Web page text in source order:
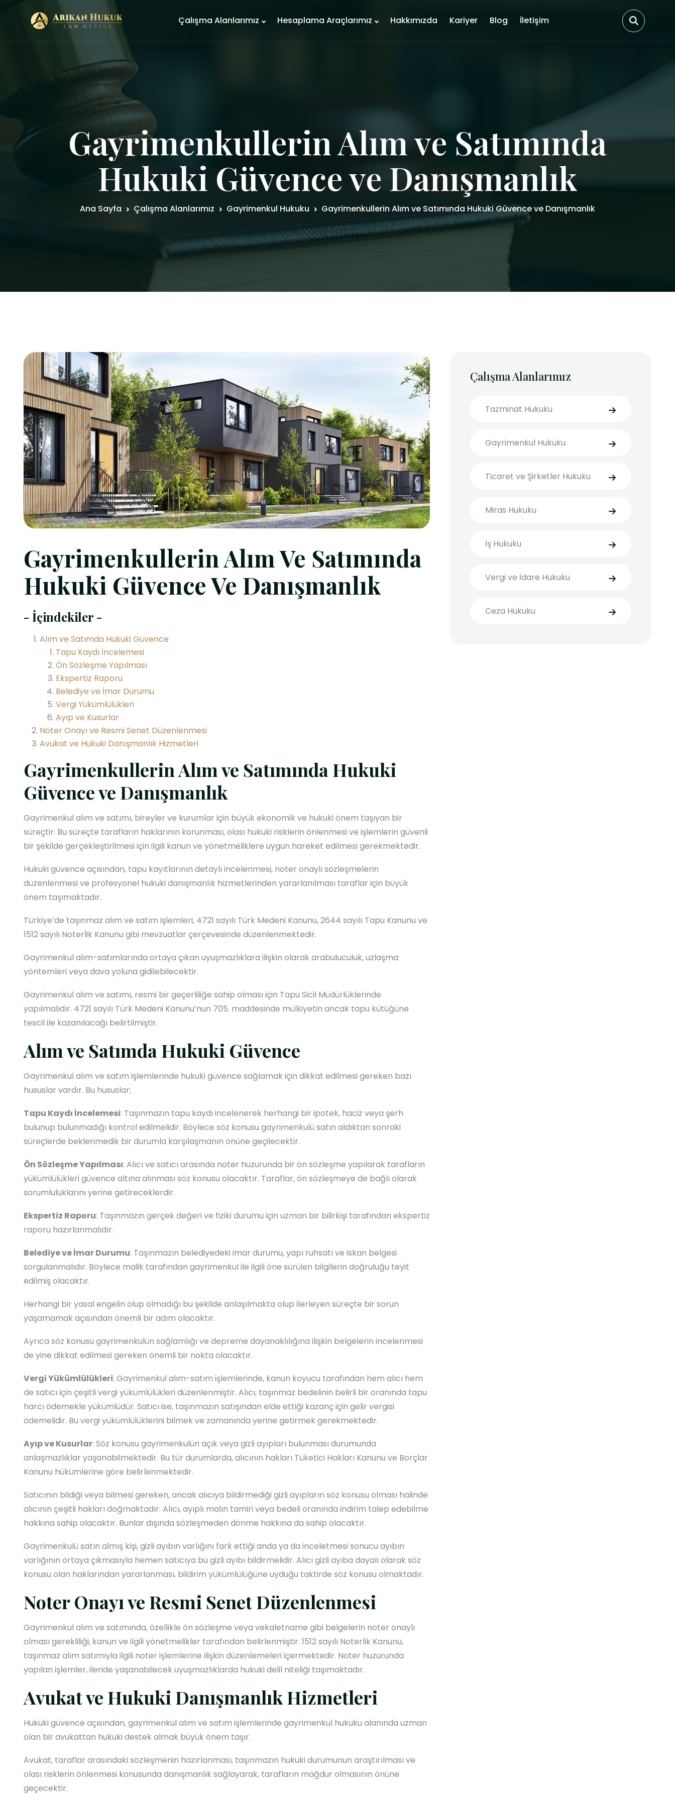
Çalışma Alanlarımız Hesaplama Araçlarımız Hakkımızda Kariyer Blog İletişim
Gayrimenkullerin Alım ve Satımında
Hukuki Güvence ve Danışmanlık
Ana Sayfa Çalışma Alanlarımız Gayrimenkul Hukuku Gayrimenkullerin Alım ve Satımında Hukuki Güvence ve Danışmanlık
Gayrimenkullerin Alım Ve Satımında
Hukuki Güvence Ve Danışmanlık
- İçindekiler -
Alım ve Satımda Hukuki Güvence
Tapu Kaydı İncelemesi
Ön Sözleşme Yapılması
Ekspertiz Raporu
Belediye ve İmar Durumu
Vergi Yükümlülükleri
Ayıp ve Kusurlar
Noter Onayı ve Resmi Senet Düzenlenmesi
Avukat ve Hukuki Danışmanlık Hizmetleri
Gayrimenkullerin Alım ve Satımında Hukuki
Güvence ve Danışmanlık
Gayrimenkul alım ve satımı, bireyler ve kurumlar için büyük ekonomik ve hukuki önem taşıyan bir
süreçtir. Bu süreçte tarafların haklarının korunması, olası hukuki risklerin önlenmesi ve işlemlerin güvenli
bir şekilde gerçekleştirilmesi için ilgili kanun ve yönetmeliklere uygun hareket edilmesi gerekmektedir.
Hukuki güvence açısından, tapu kayıtlarının detaylı incelenmesi, noter onaylı sözleşmelerin
düzenlenmesi ve profesyonel hukuki danışmanlık hizmetlerinden yararlanılması taraflar için büyük
önem taşımaktadır.
Türkiye’de taşınmaz alım ve satım işlemleri, 4721 sayılı Türk Medeni Kanunu, 2644 sayılı Tapu Kanunu ve
1512 sayılı Noterlik Kanunu gibi mevzuatlar çerçevesinde düzenlenmektedir.
Gayrimenkul alım-satımlarında ortaya çıkan uyuşmazlıklara ilişkin olarak arabuluculuk, uzlaşma
yöntemleri veya dava yoluna gidilebilecektir.
Gayrimenkul alım ve satımı, resmi bir geçerliliğe sahip olması için Tapu Sicil Müdürlüklerinde
yapılmalıdır. 4721 sayılı Türk Medeni Kanunu’nun 705. maddesinde mülkiyetin ancak tapu kütüğüne
tescil ile kazanılacağı belirtilmiştir.
Alım ve Satımda Hukuki Güvence
Gayrimenkul alım ve satım işlemlerinde hukuki güvence sağlamak için dikkat edilmesi gereken bazı
hususlar vardır. Bu hususlar;
Tapu Kaydı İncelemesi: Taşınmazın tapu kaydı incelenerek herhangi bir ipotek, haciz veya şerh
bulunup bulunmadığı kontrol edilmelidir. Böylece söz konusu gayrimenkulü satın aldıktan sonraki
süreçlerde beklenmedik bir durumla karşılaşmanın önüne geçilecektir.
Ön Sözleşme Yapılması: Alıcı ve satıcı arasında noter huzurunda bir ön sözleşme yapılarak tarafların
yükümlülükleri güvence altına alınması söz konusu olacaktır. Taraflar, ön sözleşmeye de bağlı olarak
sorumluluklarını yerine getireceklerdir.
Ekspertiz Raporu: Taşınmazın gerçek değeri ve fiziki durumu için uzman bir bilirkişi tarafından ekspertiz
raporu hazırlanmalıdır.
Belediye ve İmar Durumu: Taşınmazın belediyedeki imar durumu, yapı ruhsatı ve iskan belgesi
sorgulanmalıdır. Böylece malik tarafından gayrimenkul ile ilgili öne sürülen bilgilerin doğruluğu teyit
edilmiş olacaktır.
Herhangi bir yasal engelin olup olmadığı bu şekilde anlaşılmakta olup ilerleyen süreçte bir sorun
yaşamamak açısından önemli bir adım olacaktır.
Ayrıca söz konusu gayrimenkulün sağlamlığı ve depreme dayanaklılığına ilişkin belgelerin incelenmesi
de yine dikkat edilmesi gereken önemli bir nokta olacaktır.
Vergi Yükümlülükleri: Gayrimenkul alım-satım işlemlerinde, kanun koyucu tarafından hem alıcı hem
de satıcı için çeşitli vergi yükümlülükleri düzenlenmiştir. Alıcı, taşınmaz bedelinin belirli bir oranında tapu
harcı ödemekle yükümlüdür. Satıcı ise, taşınmazın satışından elde ettiği kazanç için gelir vergisi
ödemelidir. Bu vergi yükümlülüklerini bilmek ve zamanında yerine getirmek gerekmektedir.
Ayıp ve Kusurlar: Söz konusu gayrimenkulün açık veya gizli ayıpları bulunması durumunda
anlaşmazlıklar yaşanabilmektedir. Bu tür durumlarda, alıcının hakları Tüketici Hakları Kanunu ve Borçlar
Kanunu hükümlerine göre belirlenmektedir.
Satıcının bildiği veya bilmesi gereken, ancak alıcıya bildirmediği gizli ayıpların söz konusu olması halinde
alıcının çeşitli hakları doğmaktadır. Alıcı, ayıplı malın tamiri veya bedeli oranında indirim talep edebilme
hakkına sahip olacaktır. Bunlar dışında sözleşmeden dönme hakkına da sahip olacaktır.
Gayrimenkulü satın almış kişi, gizli ayıbın varlığını fark ettiği anda ya da inceletmesi sonucu ayıbın
varlığının ortaya çıkmasıyla hemen satıcıya bu gizli ayıbı bildirmelidir. Alıcı gizli ayıba dayalı olarak söz
konusu olan haklarından yararlanması, bildirim yükümlülüğüne uyduğu taktirde söz konusu olmaktadır.
Noter Onayı ve Resmi Senet Düzenlenmesi
Gayrimenkul alım ve satımında, özellikle ön sözleşme veya vekaletname gibi belgelerin noter onaylı
olması gerekliliği, kanun ve ilgili yönetmelikler tarafından belirlenmiştir. 1512 sayılı Noterlik Kanunu,
taşınmaz alım satımıyla ilgili noter işlemlerine ilişkin düzenlemeleri içermektedir. Noter huzurunda
yapılan işlemler, ileride yaşanabilecek uyuşmazlıklarda hukuki delil niteliği taşımaktadır.
Avukat ve Hukuki Danışmanlık Hizmetleri
Hukuki güvence açısından, gayrimenkul alım ve satım işlemlerinde gayrimenkul hukuku alanında uzman
olan bir avukattan hukuki destek almak büyük önem taşır.
Avukat, taraflar arasındaki sözleşmenin hazırlanması, taşınmazın hukuki durumunun araştırılması ve
olası risklerin önlenmesi konusunda danışmanlık sağlayarak, tarafların mağdur olmasının önüne
geçecektir.
Çalışma Alanlarımız
Tazminat Hukuku
Gayrimenkul Hukuku
Ticaret ve Şirketler Hukuku
Miras Hukuku
İş Hukuku
Vergi ve İdare Hukuku
Ceza Hukuku